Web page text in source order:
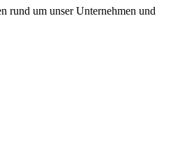
rund um unser Unternehmen und